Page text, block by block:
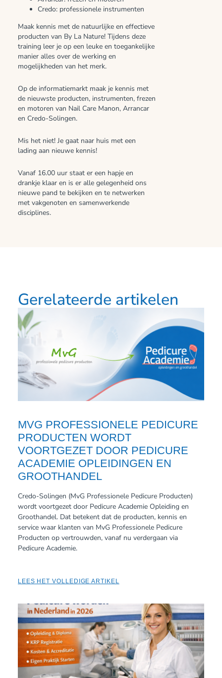
Credo: professionele instrumenten
Maak kennis met de natuurlijke en effectieve
producten van By La Nature! Tijdens deze
training leer je op een leuke en toegankelijke
manier alles over de werking en
mogelijkheden van het merk.
Op de informatiemarkt maak je kennis met
de nieuwste producten, instrumenten, frezen
en motoren van Nail Care Manon, Arrancar
en Credo-Solingen.
Mis het niet! Je gaat naar huis met een
lading aan nieuwe kennis!
Vanaf 16.00 uur staat er een hapje en
drankje klaar en is er alle gelegenheid ons
nieuwe pand te bekijken en te netwerken
met vakgenoten en samenwerkende
disciplines.
Gerelateerde artikelen
MVG PROFESSIONELE PEDICURE
PRODUCTEN WORDT
VOORTGEZET DOOR PEDICURE
ACADEMIE OPLEIDINGEN EN
GROOTHANDEL
Credo-Solingen (MvG Professionele Pedicure Producten)
wordt voortgezet door Pedicure Academie Opleiding en
Groothandel. Dat betekent dat de producten, kennis en
service waar klanten van MvG Professionele Pedicure
Producten op vertrouwden, vanaf nu verdergaan via
Pedicure Academie.
LEES HET VOLLEDIGE ARTIKEL